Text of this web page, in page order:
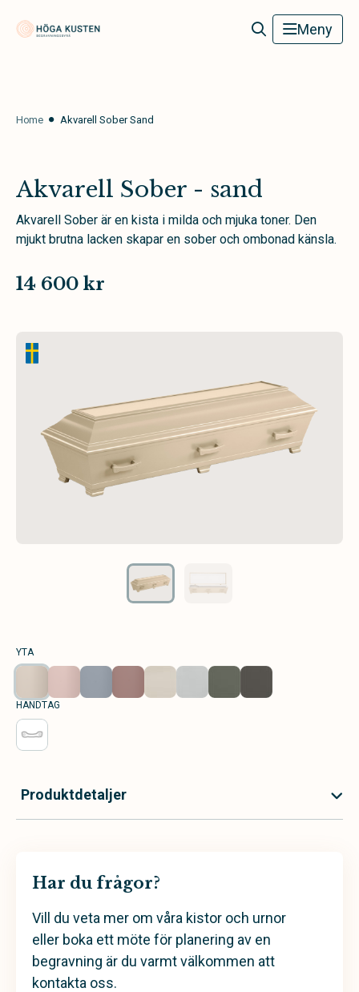
Höga Kusten Begravningsbyrå Meny
Home Akvarell Sober Sand
Akvarell Sober - sand
Akvarell Sober är en kista i milda och mjuka toner. Den
mjukt brutna lacken skapar en sober och ombonad känsla.
14 600 kr
YTA
HANDTAG
Produktdetaljer
Har du frågor?
Vill du veta mer om våra kistor och urnor
eller boka ett möte för planering av en
begravning är du varmt välkommen att
kontakta oss.